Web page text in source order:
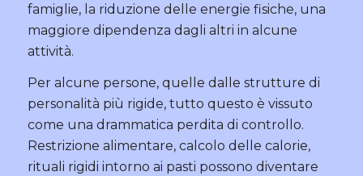
famiglie, la riduzione delle energie fisiche, una
maggiore dipendenza dagli altri in alcune
attività.
Per alcune persone, quelle dalle strutture di
personalità più rigide, tutto questo è vissuto
come una drammatica perdita di controllo.
Restrizione alimentare, calcolo delle calorie,
rituali rigidi intorno ai pasti possono diventare